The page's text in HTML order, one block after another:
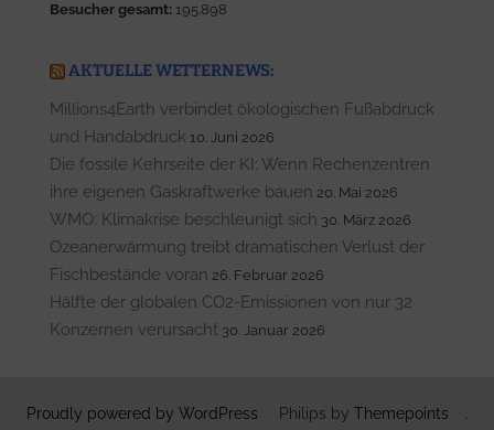
Besucher gesamt: 195.898
AKTUELLE WETTERNEWS:
Millions4Earth verbindet ökologischen Fußabdruck
und Handabdruck 10. Juni 2026
Die fossile Kehrseite der KI: Wenn Rechenzentren
ihre eigenen Gaskraftwerke bauen 20. Mai 2026
WMO: Klimakrise beschleunigt sich 30. März 2026
Ozeanerwärmung treibt dramatischen Verlust der
Fischbestände voran 26. Februar 2026
Hälfte der globalen CO2-Emissionen von nur 32
Konzernen verursacht 30. Januar 2026
Proudly powered by WordPress Philips by Themepoints